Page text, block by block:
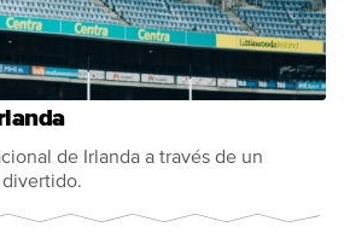
de Irlanda a través de un